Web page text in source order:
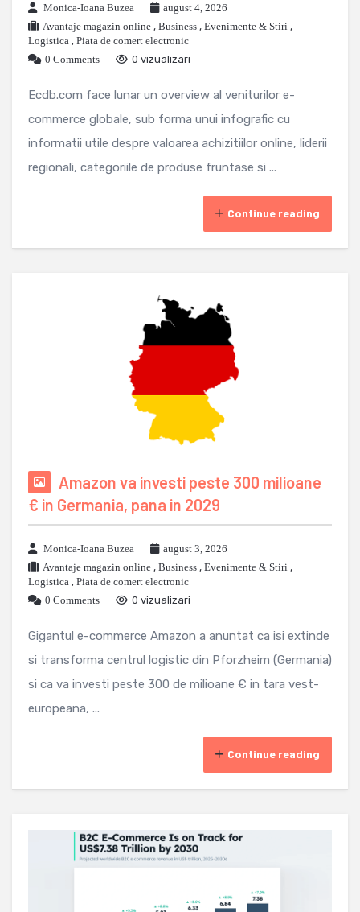
Monica-Ioana Buzea
august 4, 2026
Avantaje magazin online , Business , Evenimente & Stiri ,
Logistica , Piata de comert electronic
0 Comments
0 vizualizari
Ecdb.com face lunar un overview al veniturilor e-
commerce globale, sub forma unui infografic cu
informatii utile despre valoarea achizitiilor online, liderii
regionali, categoriile de produse fruntase si ...
Continue reading
Amazon va investi peste 300 milioane
€ in Germania, pana in 2029
Monica-Ioana Buzea
august 3, 2026
Avantaje magazin online , Business , Evenimente & Stiri ,
Logistica , Piata de comert electronic
0 Comments
0 vizualizari
Gigantul e-commerce Amazon a anuntat ca isi extinde
si transforma centrul logistic din Pforzheim (Germania)
si ca va investi peste 300 de milioane € in tara vest-
europeana, ...
Continue reading